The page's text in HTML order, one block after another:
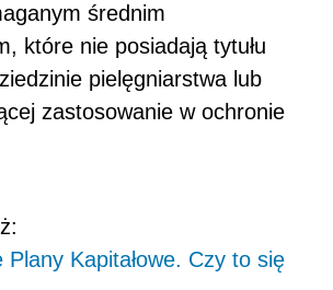
średnim
które nie posiadają tytułu
pielęgniarstwa lub
zastosowanie w ochronie
Plany Kapitałowe. Czy to się